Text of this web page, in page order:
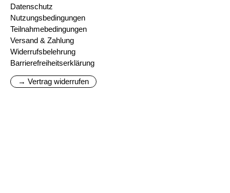
Datenschutz
Nutzungsbedingungen
Teilnahmebedingungen
Versand & Zahlung
Widerrufsbelehrung
Barrierefreiheitserklärung
→ Vertrag widerrufen